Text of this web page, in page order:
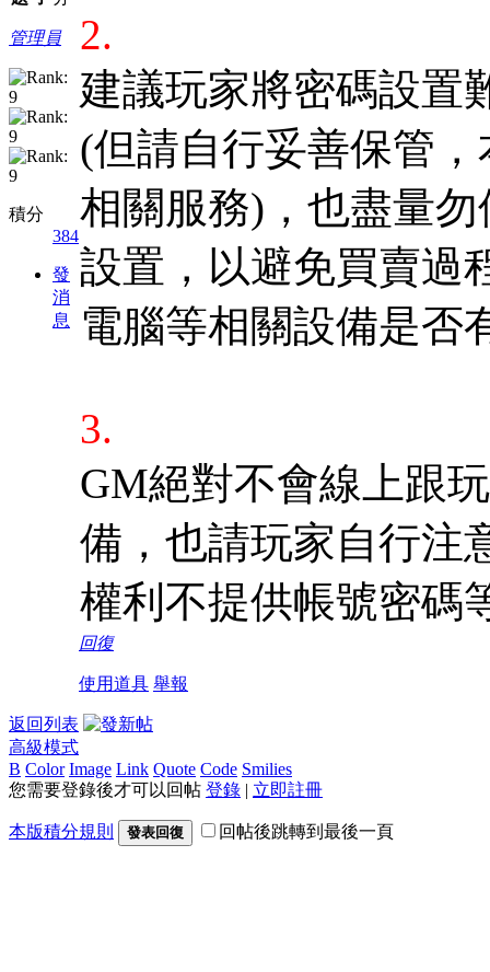
管理員
積分
384
發
消
息
2.
建議玩家將密碼設置
(但請自行妥善保管
相關服務)，也盡量
設置，以避免買賣過
電腦等相關設備是否
3.
GM絕對不會線上跟
備，也請玩家自行注
權利不提供帳號密碼
回復
使用道具 舉報
返回列表
高級模式
B Color Image Link Quote Code Smilies
您需要登錄後才可以回帖 登錄 | 立即註冊
本版積分規則 發表回復 回帖後跳轉到最後一頁